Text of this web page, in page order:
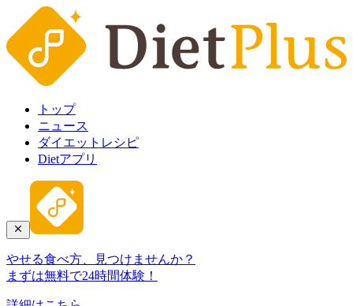
トップ
ニュース
ダイエットレシピ
Dietアプリ
やせる食べ方、見つけませんか？
まずは無料で24時間体験！